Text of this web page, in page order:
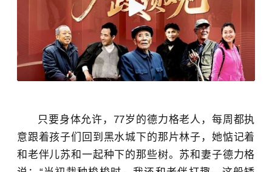
只要身体允许，77岁的德力格老人，每周都执
意跟着孩子们回到黑水城下的那片林子，她惦记着
和老伴儿苏和一起种下的那些树。苏和妻子德力格